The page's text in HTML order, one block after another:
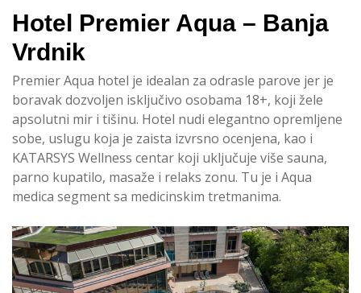
Hotel Premier Aqua – Banja
Vrdnik
Premier Aqua hotel je idealan za odrasle parove jer je
boravak dozvoljen isključivo osobama 18+, koji žele
apsolutni mir i tišinu. Hotel nudi elegantno opremljene
sobe, uslugu koja je zaista izvrsno ocenjena, kao i
KATARSYS Wellness centar koji uključuje više sauna,
parno kupatilo, masaže i relaks zonu. Tu je i Aqua
medica segment sa medicinskim tretmanima.